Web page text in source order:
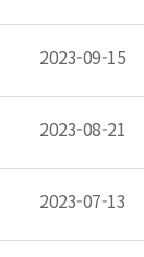
2023-09-15
2023-08-21
2023-07-13